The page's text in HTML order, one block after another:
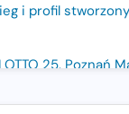
i profil
25. Poznań